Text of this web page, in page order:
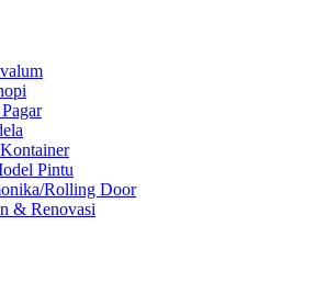
Pintu
Rolling Door
& Renovasi